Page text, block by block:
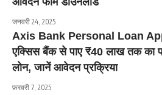
जनवरी 24, 2025
Axis Bank Personal Loan
एक्सिस बैंक से पाए ₹40 लाख तक का
लोन, जानें आवेदन प्रक्रिया
फ़रवरी 7, 2025